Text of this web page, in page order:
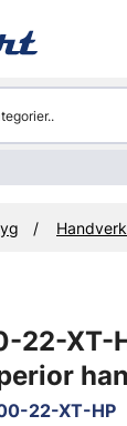
22-XT-
22-XT-HP